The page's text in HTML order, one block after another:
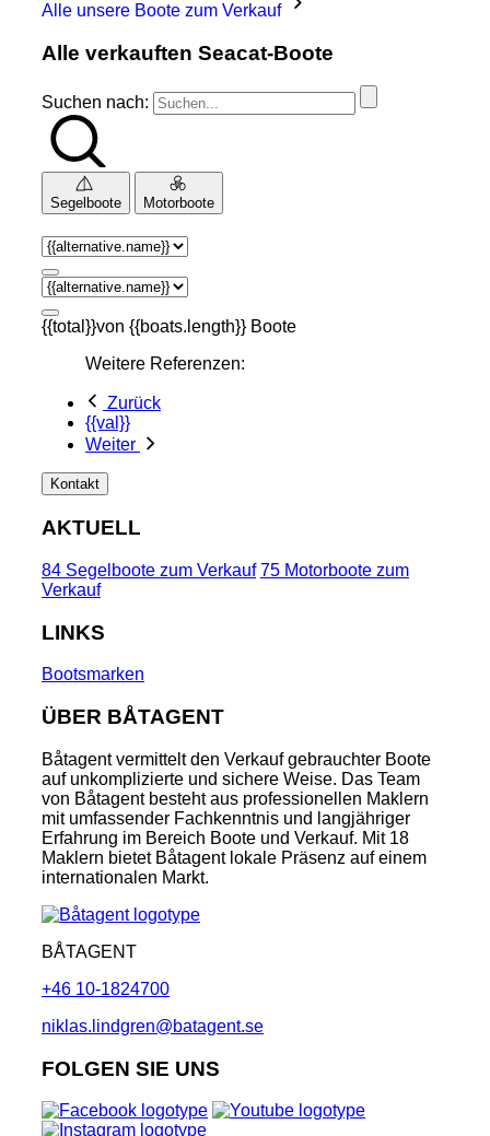
Alle unsere Boote zum Verkauf
Alle verkauften Seacat-Boote
Suchen nach:
Segelboote Motorboote
{{total}}von {{boats.length}} Boote
Weitere Referenzen:
Zurück
{{val}}
Weiter
Kontakt
AKTUELL
84 Segelboote zum Verkauf 75 Motorboote zum
Verkauf
LINKS
Bootsmarken
ÜBER BÅTAGENT
Båtagent vermittelt den Verkauf gebrauchter Boote
auf unkomplizierte und sichere Weise. Das Team
von Båtagent besteht aus professionellen Maklern
mit umfassender Fachkenntnis und langjähriger
Erfahrung im Bereich Boote und Verkauf. Mit 18
Maklern bietet Båtagent lokale Präsenz auf einem
internationalen Markt.
BÅTAGENT
+46 10-1824700
niklas.lindgren@batagent.se
FOLGEN SIE UNS